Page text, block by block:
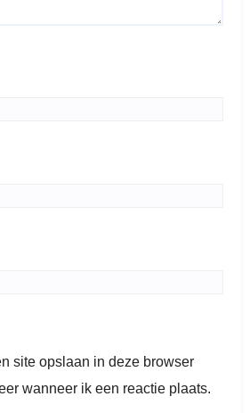
site opslaan in deze browser
wanneer ik een reactie plaats.